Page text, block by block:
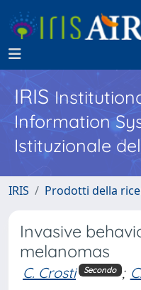
IRIS
Information
Istituzionale
IRIS Prodotti della
Invasive
melanomas
C. Crosti Secondo ;